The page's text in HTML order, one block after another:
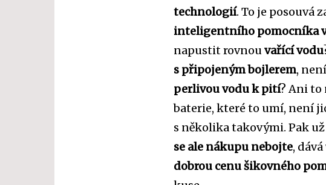
technologií. To je posouvá
inteligentního pomocníka
napustit rovnouvařící vodu
s připojeným bojlerem,
perlivou vodu k pití? Ani to
baterie, které to umí, není
s několika takovými. Pak
se ale nákupu nebojte,
dobrou cenu šikovného